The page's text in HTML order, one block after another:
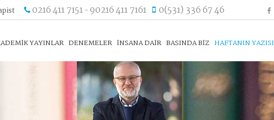
0216 411 7151- 90216 411 7161 0(531) 336 67 46
YAYINLAR DENEMELER İNSANA DAİR BASINDA BİZ HAFTANIN YAZISI